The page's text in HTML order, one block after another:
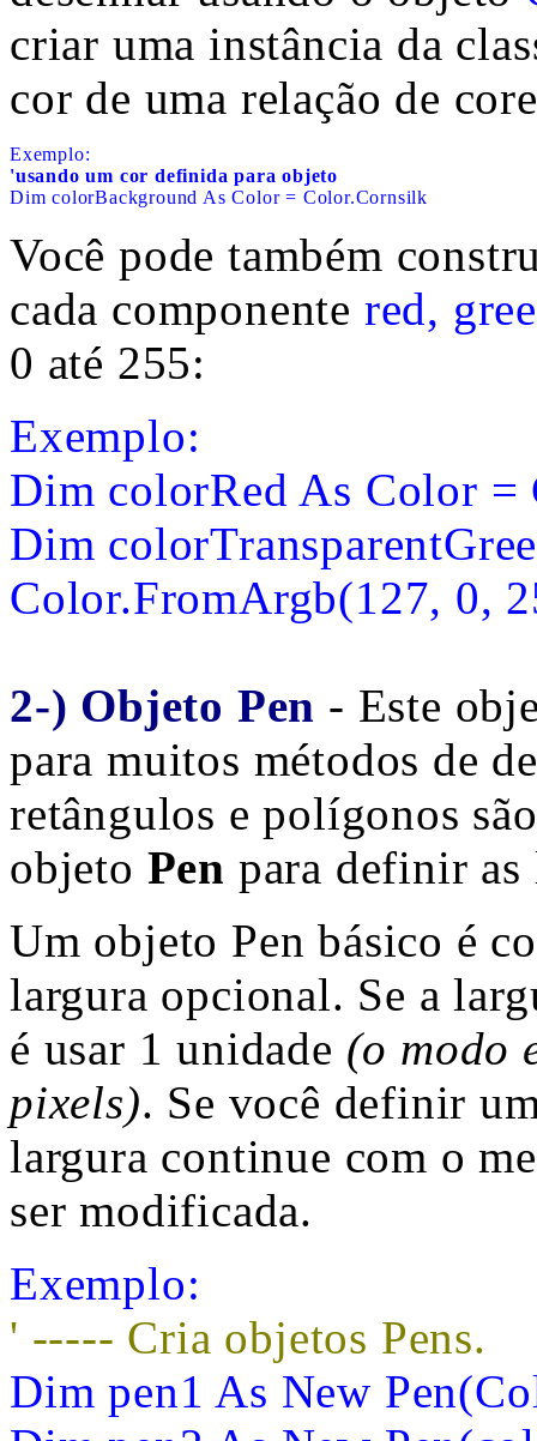
criar uma instância da
cor de uma relação de
'usando um cor definida para objeto
Dim colorBackground As Color = Color.Cornsilk
Você pode também
cada componente red,
0 até 255:
Exemplo:
Dim colorRed As Color
Dim
Color.FromArgb(127, 0,
2-) Objeto Pen - Este
para muitos métodos de
retângulos e polígonos
objeto Pen para definir as
Um objeto Pen básico é
largura opcional. Se a
é usar 1 unidade (o modo
pixels). Se você definir
largura continue com o
ser modificada.
Exemplo:
' ----- Cria objetos Pens.
Dim pen1 As New